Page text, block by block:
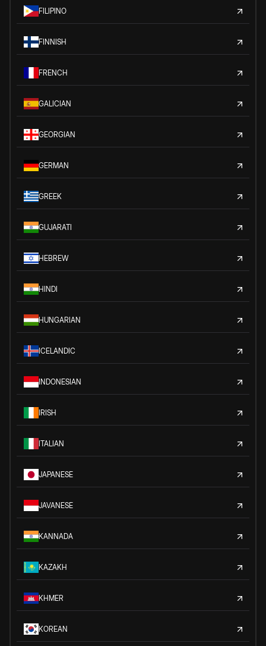
FILIPINO
FINNISH
FRENCH
GALICIAN
GEORGIAN
GERMAN
GREEK
GUJARATI
HEBREW
HINDI
HUNGARIAN
ICELANDIC
INDONESIAN
IRISH
ITALIAN
JAPANESE
JAVANESE
KANNADA
KAZAKH
KHMER
KOREAN